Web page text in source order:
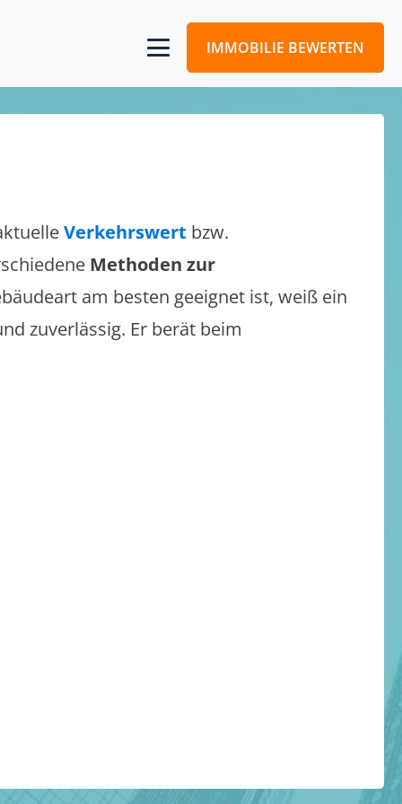
IMMOBILIE BEWERTEN
Verkehrswert bzw.
Methoden zur
am besten geeignet ist, weiß ein
zuverlässig. Er berät beim